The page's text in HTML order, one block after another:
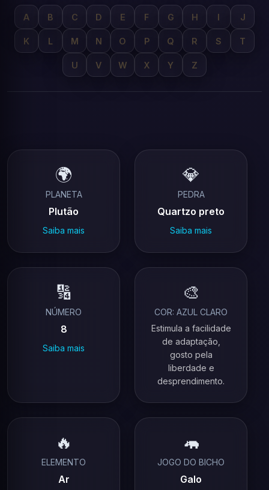
A B C D E F G H I J
K L M N O P Q R S T
U V W X Y Z
🌍
PLANETA
Plutão
Saiba mais
💎
PEDRA
Quartzo preto
Saiba mais
🔢
NÚMERO
8
Saiba mais
🎨
COR: AZUL CLARO
Estimula a facilidade
de adaptação,
gosto pela
liberdade e
desprendimento.
🔥
ELEMENTO
Ar
🦛
JOGO DO BICHO
Galo